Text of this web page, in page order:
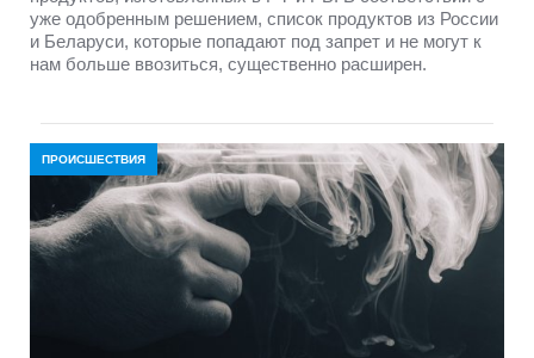
уже одобренным решением, список продуктов из России
и Беларуси, которые попадают под запрет и не могут к
нам больше ввозиться, существенно расширен.
ПРОИСШЕСТВИЯ